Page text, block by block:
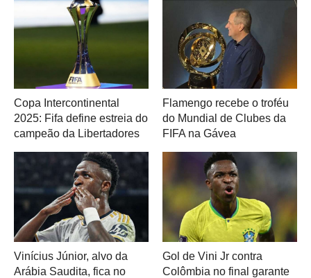
Copa Intercontinental
2025: Fifa define estreia do
campeão da Libertadores
Flamengo recebe o troféu
do Mundial de Clubes da
FIFA na Gávea
Vinícius Júnior, alvo da
Arábia Saudita, fica no
Gol de Vini Jr contra
Colômbia no final garante